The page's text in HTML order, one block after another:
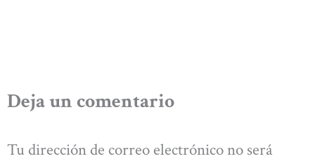
Deja un comentario
Tu dirección de correo electrónico no será